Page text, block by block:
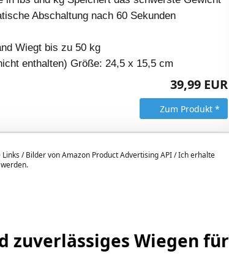
Abschaltung nach 60 Sekunden
Wiegt bis zu 50 kg
enthalten) Größe: 24,5 x 15,5 cm
39,99 EUR
Zum Produkt *
/ Bilder von Amazon Product Advertising API / Ich erhalte
zuverlässiges Wiegen für